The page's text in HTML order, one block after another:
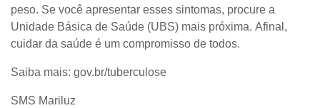
peso. Se você apresentar esses sintomas, procure a
Unidade Básica de Saúde (UBS) mais próxima. Afinal,
cuidar da saúde é um compromisso de todos.
Saiba mais: gov.br/tuberculose
SMS Mariluz